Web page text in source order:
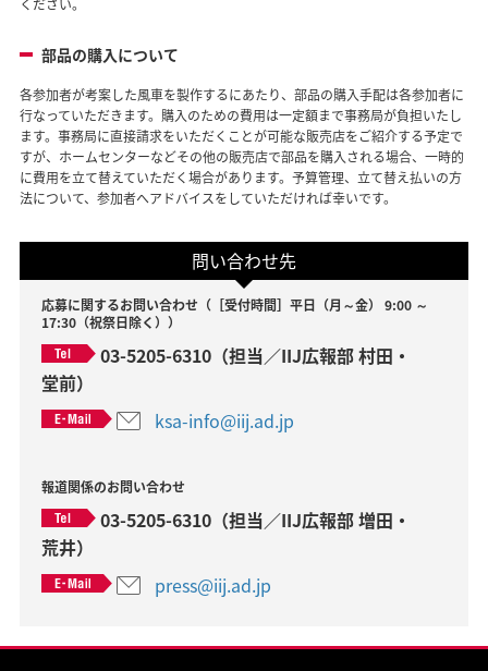
ください。
部品の購入について
各参加者が考案した風車を製作するにあたり、部品の購入手配は各参加者に
行なっていただきます。購入のための費用は一定額まで事務局が負担いたし
ます。事務局に直接請求をいただくことが可能な販売店をご紹介する予定で
すが、ホームセンターなどその他の販売店で部品を購入される場合、一時的
に費用を立て替えていただく場合があります。予算管理、立て替え払いの方
法について、参加者へアドバイスをしていただければ幸いです。
問い合わせ先
応募に関するお問い合わせ（［受付時間］平日（月～金） 9:00 ～
17:30（祝祭日除く））
03-5205-6310（担当／IIJ広報部 村田・
堂前）
ksa-info@iij.ad.jp
報道関係のお問い合わせ
03-5205-6310（担当／IIJ広報部 増田・
荒井）
press@iij.ad.jp